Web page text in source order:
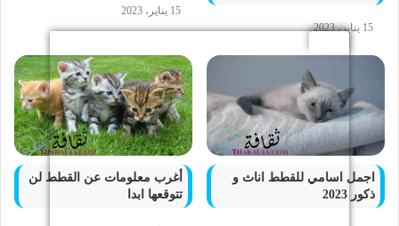
15 يناير، 2023
15 يناير، 2023
اجمل اسامي للقطط اناث و
ذكور 2023
أغرب معلومات عن القطط لن
تتوقعها ابدا